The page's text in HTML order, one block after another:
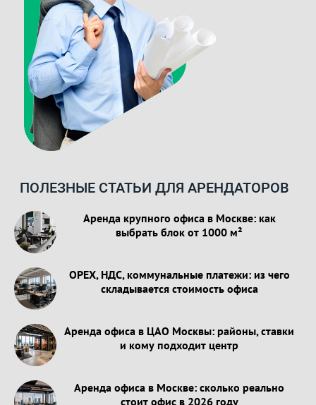
ПОЛЕЗНЫЕ СТАТЬИ ДЛЯ АРЕНДАТОРОВ
Аренда крупного офиса в Москве: как
выбрать блок от 1000 м²
OPEX, НДС, коммунальные платежи: из чего
складывается стоимость офиса
Аренда офиса в ЦАО Москвы: районы, ставки
и кому подходит центр
Аренда офиса в Москве: сколько реально
стоит офис в 2026 году